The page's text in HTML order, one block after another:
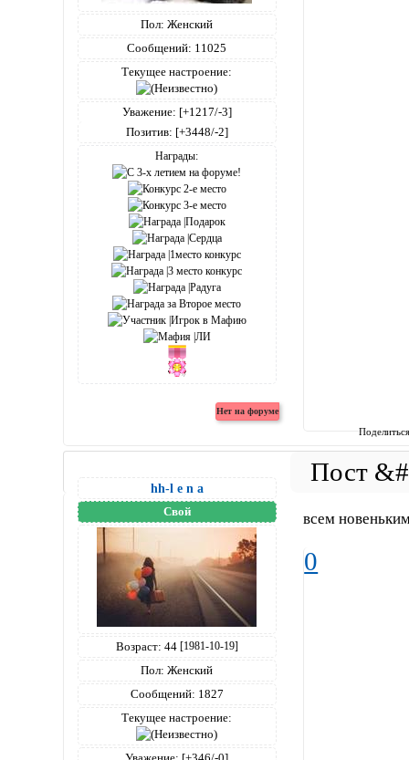
Пол: Женский
Сообщений: 11025
Текущее настроение:
Уважение: [+1217/-3]
Позитив: [+3448/-2]
Награды:
hh-l e n a
Свой
Возраст: 44 [1981-10-19]
Пол: Женский
Сообщений: 1827
Текущее настроение:
всем
0